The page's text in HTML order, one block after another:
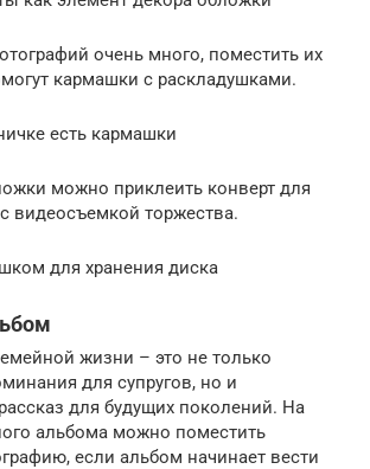
очень много, поместить их
кармашки с раскладушками.
есть кармашки
можно приклеить конверт для
видеосъемкой торжества.
для хранения диска
жизни – это не только
для супругов, но и
для будущих поколений. На
альбома можно поместить
если альбом начинает вести